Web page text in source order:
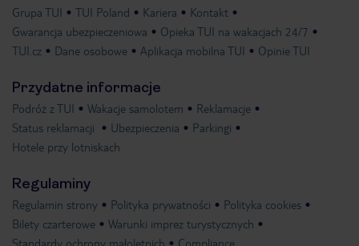
Grupa TUI TUI Poland Kariera
Kontakt
Gwarancja ubezpieczeniowa
Opieka TUI na wakacjach 24/7
TUI.cz
Dane osobowe Aplikacja mobilna TUI Opinie TUI
Przydatne informacje
Podróż z TUI Wakacje samolotem
Reklamacje
Status reklamacji
Ubezpieczenia
Parkingi
Hotele przy lotniskach
Regulaminy
Regulamin strony Polityka prywatności
Polityka cookies
Bilety czarterowe
Warunki imprez turystycznych
Standardy ochrony małoletnich
Compliance